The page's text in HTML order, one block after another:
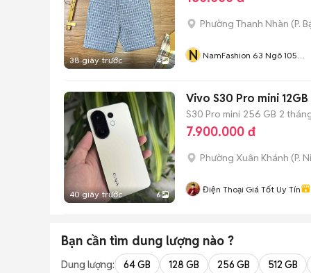
38 giây trước 4
Phường Thanh Nhàn (P.
N NamFashion 63 Ngõ 105
40 giây trước 6
Vivo S30 Pro mini
S30 Pro mini 256 GB 2
7.900.000 đ
Phường Xuân Khánh (P.
Điện Thoại Giá Tốt Uy Tín
Bạn cần tìm dung lượng nào ?
Dung lượng: 64 GB 128 GB 256 GB 512 GB